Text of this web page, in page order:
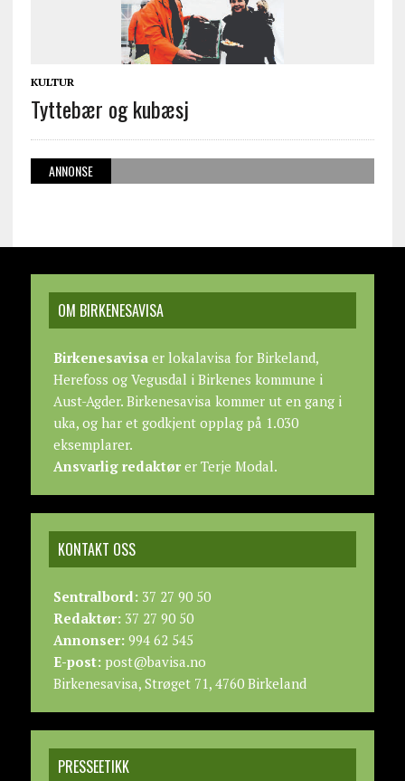
KULTUR
Tyttebær og kubæsj
ANNONSE
OM BIRKENESAVISA
Birkenesavisaer lokalavisa for Birkeland,
Herefoss og Vegusdal i Birkenes kommune i
Aust-Agder. Birkenesavisa kommer ut en gang i
uka, og har et godkjent opplag på 1.030
eksemplarer.
Ansvarlig redaktører Terje Modal.
KONTAKT OSS
Sentralbord:37 27 90 50
Redaktør:37 27 90 50
Annonser:994 62 545
E-post:post@bavisa.no
Birkenesavisa, Strøget 71, 4760 Birkeland
PRESSEETIKK